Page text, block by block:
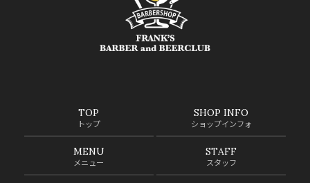
TOP
トップ
SHOP INFO
ショップインフォ
MENU
メニュー
STAFF
スタッフ